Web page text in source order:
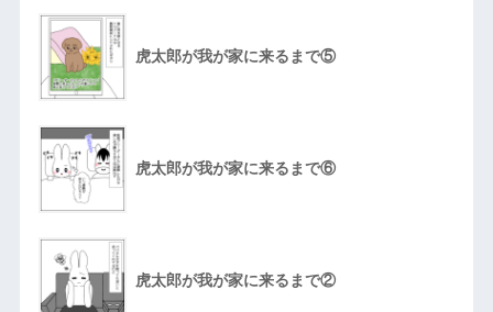
虎太郎が我が家に来るまで⑤
虎太郎が我が家に来るまで⑥
虎太郎が我が家に来るまで②